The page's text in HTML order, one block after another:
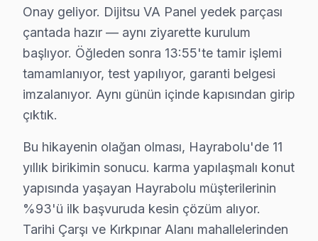
Güç kartı onarımı: 500 TL ile 1000 TL arasında.
LED backlight değişimi: 800 TL.
T-Con kart onarımı: 600 TL.
Yazılım/firmware işlemleri: 400 TL.
Yerinde servis ücreti: 300 TL, atölye servisi için
Fiyatları etkileyen bazı faktörler arasında garanti
Hayrabolu Müşterilerinin Dijitsu Servis
Hayrabolu bölgesinde Dijitsu televizyon tamiri hizmeti
Hayrabolu Dijitsu servis - TV Tamiri
Onay geliyor. Dijitsu VA Panel yedek parçası
çantada hazır — aynı ziyarette kurulum
başlıyor. Öğleden sonra 13:55'te tamir işlemi
tamamlanıyor, test yapılıyor, garanti belgesi
imzalanıyor. Aynı günün içinde kapısından girip
çıktık.
Bu hikayenin olağan olması, Hayrabolu'de 11
yıllık birikimin sonucu. karma yapılaşmalı konut
yapısında yaşayan Hayrabolu müşterilerinin
%93'ü ilk başvuruda kesin çözüm alıyor.
Tarihi Çarşı ve Kırkpınar Alanı mahallelerinden